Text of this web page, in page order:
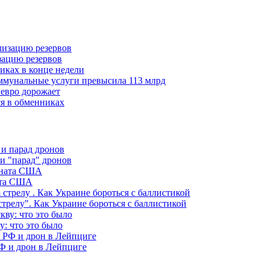
резервов
в конце недели
услуги превысила 113 млрд
дорожает
в обменниках
"парад" дронов
США
Как Украине бороться с баллистикой
что это было
и дрон в Лейпциге